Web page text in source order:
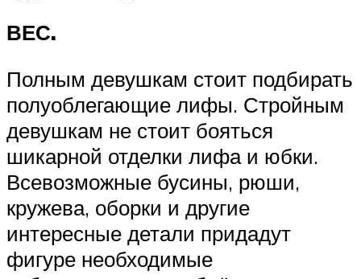
ВЕС.
Полным девушкам стоит подбирать
полуоблегающие лифы. Стройным
девушкам не стоит бояться
шикарной отделки лифа и юбки.
Всевозможные бусины, рюши,
кружева, оборки и другие
интересные детали придадут
фигуре необходимые